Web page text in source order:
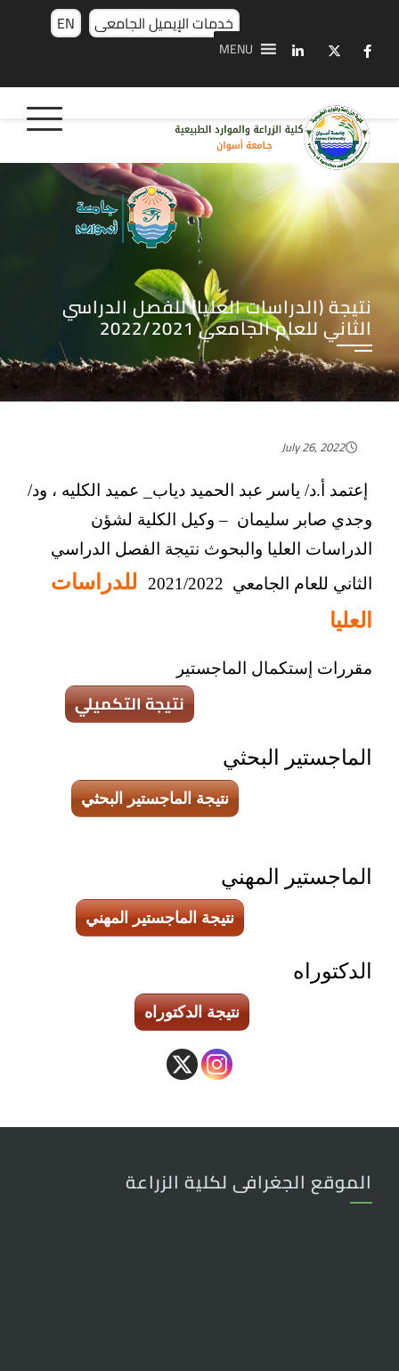
EN خدمات الإيميل الجامعى
MENU
نتيجة (الدراسات العليا) للفصل الدراسي
الثاني للعام الجامعي 2022/2021
July 26, 2022
إعتمد أ.د/ ياسر عبد الحميد دياب_ عميد الكليه ، ود/
وجدي صابر سليمان – وكيل الكلية لشؤن
الدراسات العليا والبحوث نتيجة الفصل الدراسي
الثاني للعام الجامعي 2021/2022
للدراسات
العليا
مقررات إستكمال الماجستير
نتيجة التكميلي
الماجستير البحثي
نتيجة الماجستير البحثي
الماجستير المهني
نتيجة الماجستير المهني
الدكتوراه
نتيجة الدكتوراه
الموقع الجغرافى لكلية الزراعة